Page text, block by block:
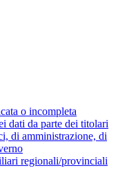
o incompleta
dati da parte dei titolari
di amministrazione, di
regionali/provinciali